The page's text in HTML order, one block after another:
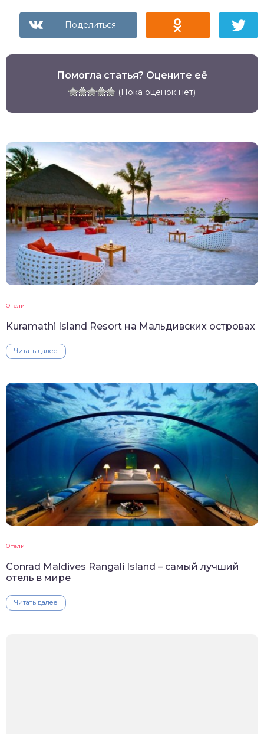
Помогла статья? Оцените её
(Пока оценок нет)
Отели
Kuramathi Island Resort на Мальдивских островах
Читать далее
Отели
Conrad Maldives Rangali Island – самый лучший
отель в мире
Читать далее